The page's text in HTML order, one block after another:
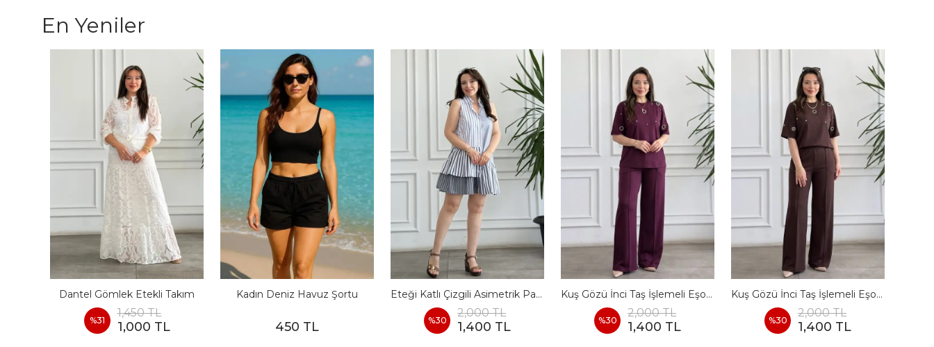
En Yeniler
Dantel Gömlek Etekli Takım
%31
1,450 TL
1,000 TL
Kadın Deniz Havuz Şortu
450 TL
Eteği Katlı Çizgili Asimetrik Pamuk Elbise
%30
2,000 TL
1,400 TL
Kuş Gözü İnci Taş İşlemeli Eşofman Takımı - BORDO
%30
2,000 TL
1,400 TL
Kuş Gözü İnci Taş İşlemeli Eşofman Takımı - KAHVERENGI
%30
2,000 TL
1,400 TL